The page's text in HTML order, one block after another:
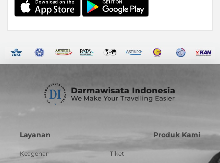
Layanan
Keagenan
Produk Kami
Tiket